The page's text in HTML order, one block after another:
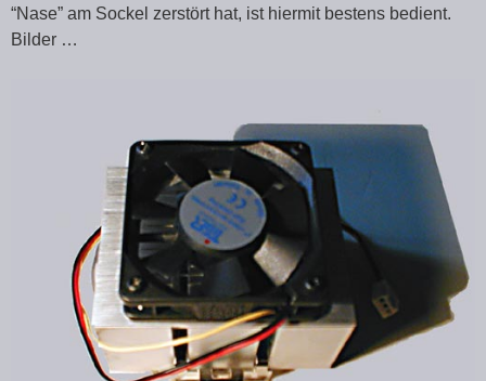
“Nase” am Sockel zerstört hat, ist hiermit bestens bedient.
Bilder …